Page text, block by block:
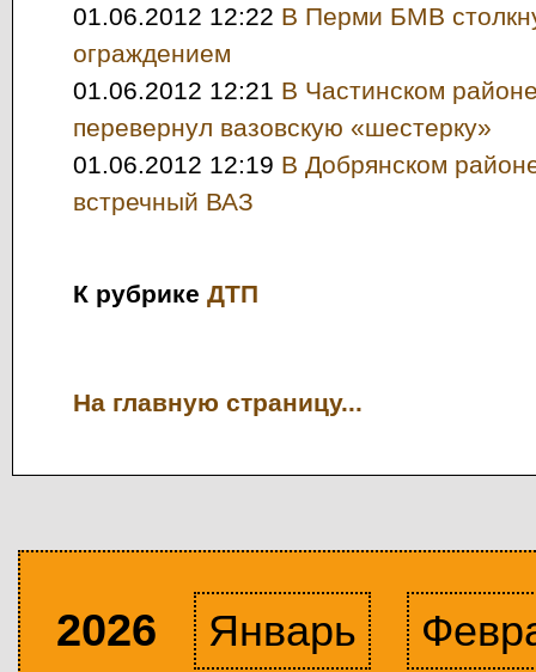
01.06.2012 12:22 В Перми БМВ
ограждением
01.06.2012 12:21 В Частинском
перевернул вазовскую «шестерку»
01.06.2012 12:19 В Добрянском
встречный ВАЗ
К рубрике ДТП
На главную страницу...
2026 Январь